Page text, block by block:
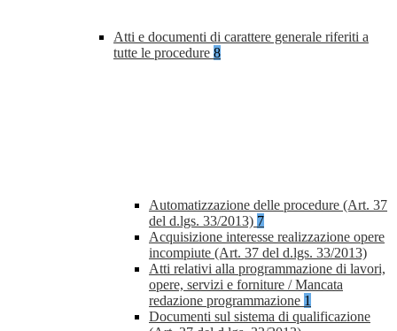
Atti e documenti di carattere generale riferiti a
tutte le procedure 8
Automatizzazione delle procedure (Art. 37
del d.lgs. 33/2013) 7
Acquisizione interesse realizzazione opere
incompiute (Art. 37 del d.lgs. 33/2013)
Atti relativi alla programmazione di lavori,
opere, servizi e forniture / Mancata
redazione programmazione 1
Documenti sul sistema di qualificazione